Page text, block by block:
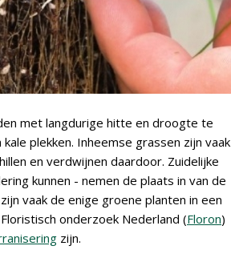
met langdurige hitte en droogte te
plekken. Inheemse grassen zijn vaak
en verdwijnen daardoor. Zuidelijke
kunnen - nemen de plaats in van de
vaak de enige groene planten in een
onderzoek Nederland (Floron)
zijn.